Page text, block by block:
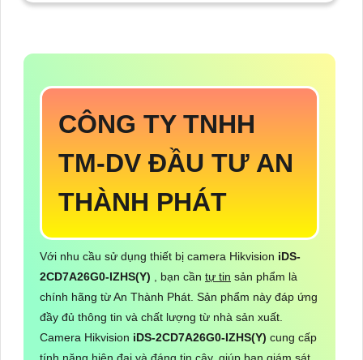
CÔNG TY TNHH
TM-DV ĐẦU TƯ AN
THÀNH PHÁT
Với nhu cầu sử dụng thiết bị camera Hikvision iDS-
2CD7A26G0-IZHS(Y)
, bạn cần tự tin sản phẩm là
chính hãng từ An Thành Phát. Sản phẩm này đáp ứng
đầy đủ thông tin và chất lượng từ nhà sản xuất.
Camera Hikvision iDS-2CD7A26G0-IZHS(Y) cung cấp
tính năng hiện đại và đáng tin cậy, giúp bạn giám sát